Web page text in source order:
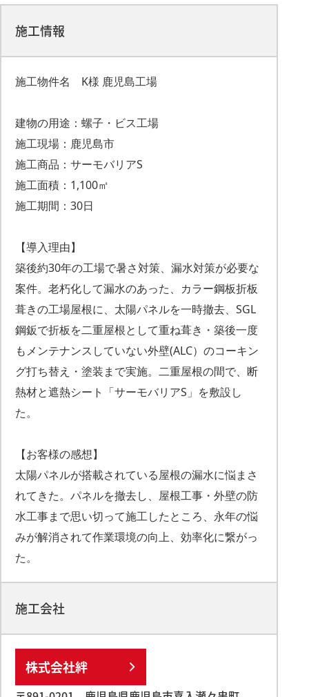
施工情報
施工物件名 K様 鹿児島工場
建物の用途：螺子・ビス工場
施工現場：鹿児島市
施工商品：サーモバリアS
施工面積：1,100㎡
施工期間：30日
【導入理由】
築後約30年の工場で暑さ対策、漏水対策が必要な
案件。老朽化して漏水のあった、カラー鋼板折板
葺きの工場屋根に、太陽パネルを一時撤去、SGL
鋼鈑で折板を二重屋根として重ね葺き・築後一度
もメンテナンスしていない外壁(ALC）のコーキン
グ打ち替え・塗装まで実施。二重屋根の間で、断
熱材と遮熱シート「サーモバリアS」を敷設し
た。
【お客様の感想】
太陽パネルが搭載されている屋根の漏水に悩まさ
れてきた。パネルを撤去し、屋根工事・外壁の防
水工事まで思い切って施工したところ、永年の悩
みが解消されて作業環境の向上、効率化に繋がっ
た。
施工会社
株式会社絆